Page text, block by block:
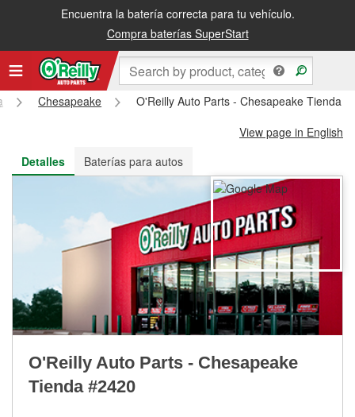
Encuentra la batería correcta para tu vehículo.
Compra baterías SuperStart
Recibe tu orden gratis al día siguiente o recógela en la tienda
Chesapeake
O'Reilly Auto Parts - Chesapeake Tienda
View page in English
Detalles
Baterías para autos
O'Reilly Auto Parts - Chesapeake
Tienda #2420